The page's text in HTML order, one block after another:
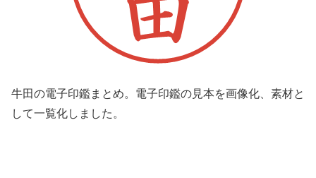
牛田の電子印鑑まとめ。電子印鑑の見本を画像化、素材と
して一覧化しました。